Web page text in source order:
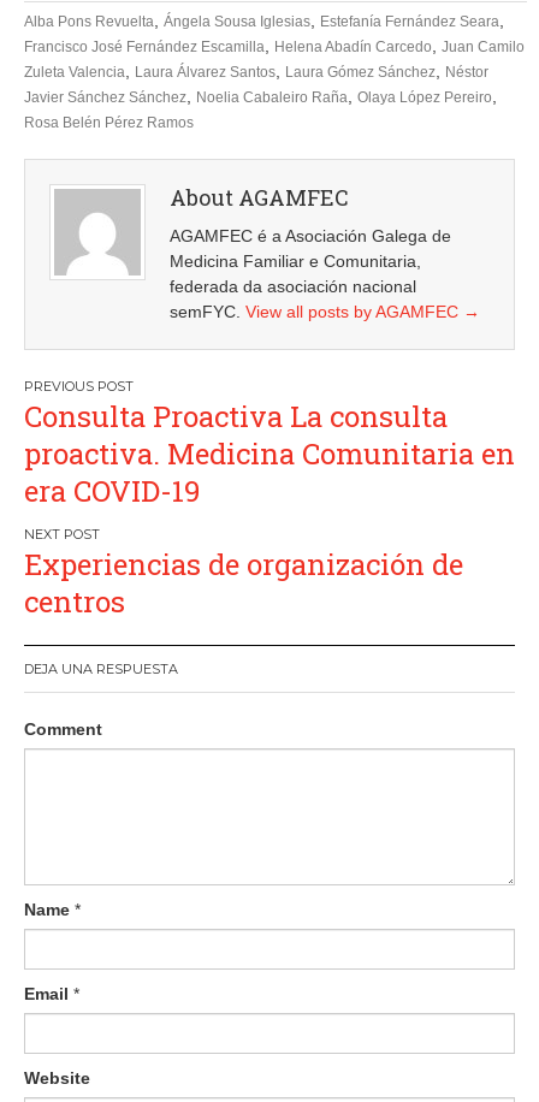
Alba Pons Revuelta Ángela Sousa Iglesias Estefanía Fernández Seara
Francisco José Fernández Escamilla Helena Abadín Carcedo
Juan Camilo
Zuleta Valencia
Laura Álvarez Santos Laura Gómez Sánchez
Néstor
Javier Sánchez Sánchez
Noelia Cabaleiro Raña Olaya López Pereiro
Rosa Belén Pérez Ramos
About AGAMFEC
AGAMFEC é a Asociación Galega de
Medicina Familiar e Comunitaria,
federada da asociación nacional
semFYC. View all posts by AGAMFEC →
Navegación
de
entradas
Consulta Proactiva La consulta
proactiva. Medicina Comunitaria en
era COVID-19
Experiencias de organización de
centros
DEJA UNA RESPUESTA
Comment
Name *
Email *
Website